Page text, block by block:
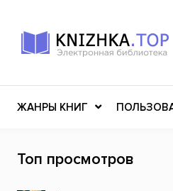
ЖАНРЫ КНИГ
Топ просмотров